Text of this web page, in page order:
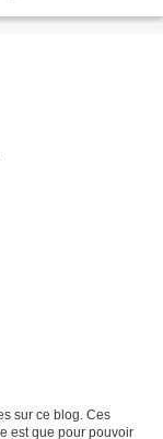
sur ce blog. Ces
est que pour pouvoir